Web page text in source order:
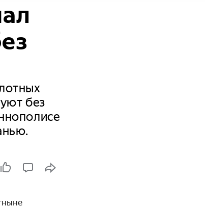
без